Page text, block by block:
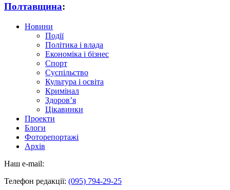
Полтавщина:
Новини
Події
Політика і влада
Економіка і бізнес
Спорт
Суспільство
Культура і освіта
Кримінал
Здоров’я
Цікавинки
Проекти
Блоги
Фоторепортажі
Архів
Наш e-mail:
Телефон редакції: (095) 794-29-25